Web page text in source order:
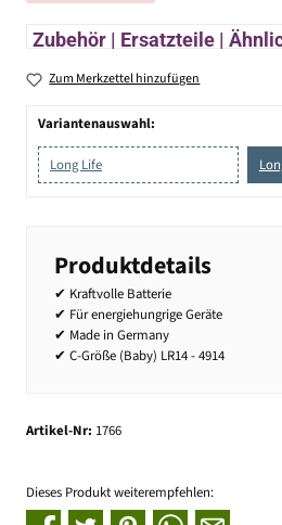
Zubehör | Ersatzteile |
Zum Merkzettel hinzufügen
Variantenauswahl:
Long Life
Produktdetails
✔ Kraftvolle Batterie
✔ Für energiehungrige Geräte
✔ Made in Germany
✔ C-Größe (Baby) LR14 - 4914
Artikel-Nr: 1766
Dieses Produkt weiterempfehlen: